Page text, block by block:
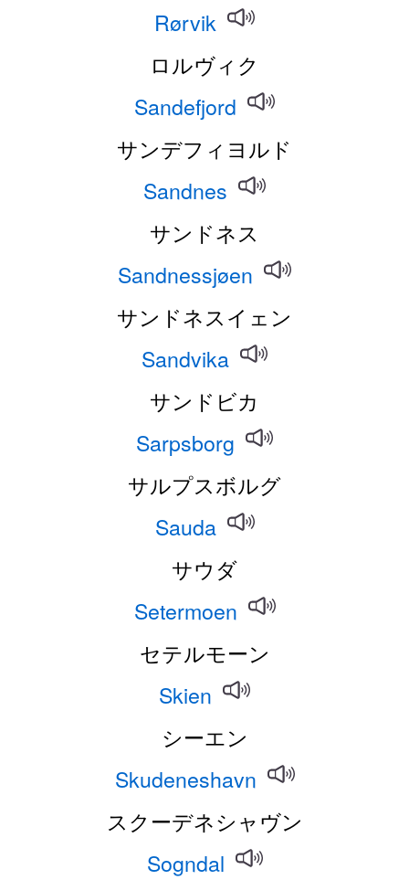
Rørvik
ロルヴィク
Sandefjord
サンデフィヨルド
Sandnes
サンドネス
Sandnessjøen
サンドネスイェン
Sandvika
サンドビカ
Sarpsborg
サルプスボルグ
Sauda
サウダ
Setermoen
セテルモーン
Skien
シーエン
Skudeneshavn
スクーデネシャヴン
Sogndal